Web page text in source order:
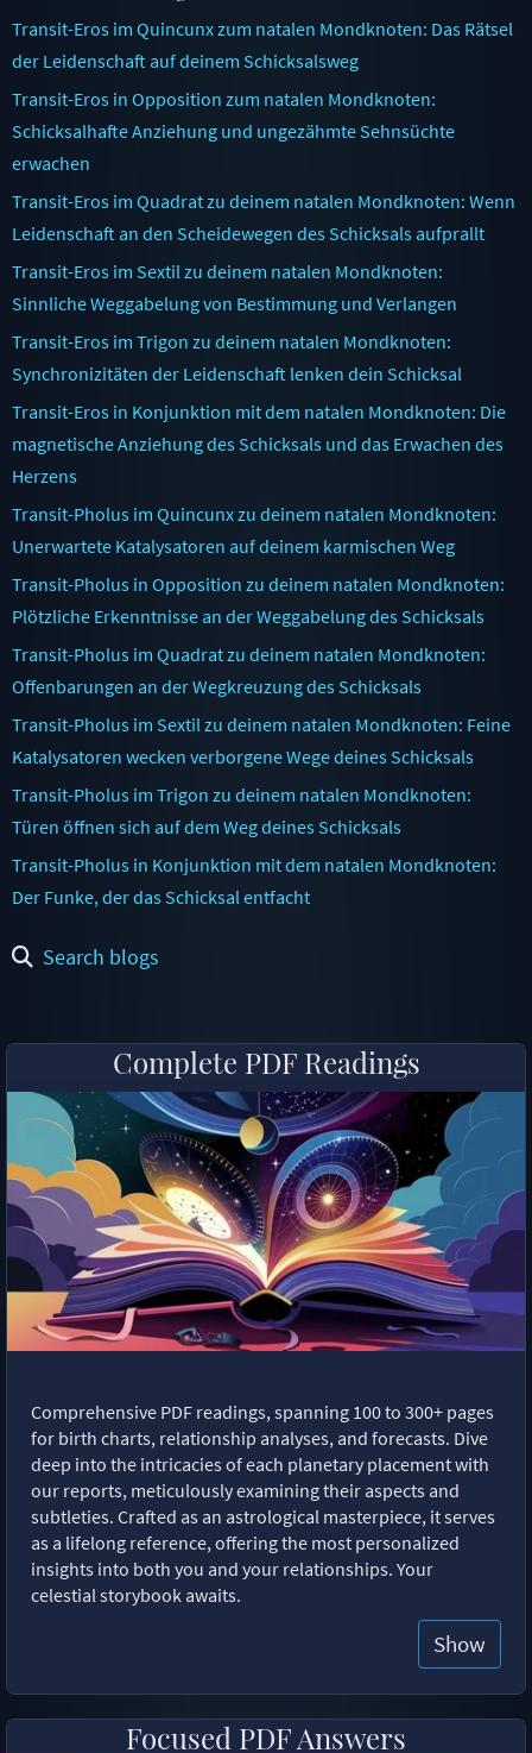
Transit-Eros im Quincunx zum natalen Mondknoten: Das Rätsel
der Leidenschaft auf deinem Schicksalsweg
Transit-Eros in Opposition zum natalen Mondknoten:
Schicksalhafte Anziehung und ungezähmte Sehnsüchte
erwachen
Transit-Eros im Quadrat zu deinem natalen Mondknoten: Wenn
Leidenschaft an den Scheidewegen des Schicksals aufprallt
Transit-Eros im Sextil zu deinem natalen Mondknoten:
Sinnliche Weggabelung von Bestimmung und Verlangen
Transit-Eros im Trigon zu deinem natalen Mondknoten:
Synchronizitäten der Leidenschaft lenken dein Schicksal
Transit-Eros in Konjunktion mit dem natalen Mondknoten: Die
magnetische Anziehung des Schicksals und das Erwachen des
Herzens
Transit-Pholus im Quincunx zu deinem natalen Mondknoten:
Unerwartete Katalysatoren auf deinem karmischen Weg
Transit-Pholus in Opposition zu deinem natalen Mondknoten:
Plötzliche Erkenntnisse an der Weggabelung des Schicksals
Transit-Pholus im Quadrat zu deinem natalen Mondknoten:
Offenbarungen an der Wegkreuzung des Schicksals
Transit-Pholus im Sextil zu deinem natalen Mondknoten: Feine
Katalysatoren wecken verborgene Wege deines Schicksals
Transit-Pholus im Trigon zu deinem natalen Mondknoten:
Türen öffnen sich auf dem Weg deines Schicksals
Transit-Pholus in Konjunktion mit dem natalen Mondknoten:
Der Funke, der das Schicksal entfacht
Search blogs
Complete PDF Readings
Comprehensive PDF readings, spanning 100 to 300+ pages
for birth charts, relationship analyses, and forecasts. Dive
deep into the intricacies of each planetary placement with
our reports, meticulously examining their aspects and
subtleties. Crafted as an astrological masterpiece, it serves
as a lifelong reference, offering the most personalized
insights into both you and your relationships. Your
celestial storybook awaits.
Show
Focused PDF Answers